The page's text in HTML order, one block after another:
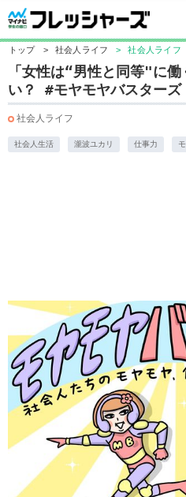
トップ > 社会人ライフ > 社会人ライフ
「女性は“男性と同等"に
い？ #モヤモヤバスターズ
社会人ライフ
社会人生活 瀧波ユカリ 仕事力